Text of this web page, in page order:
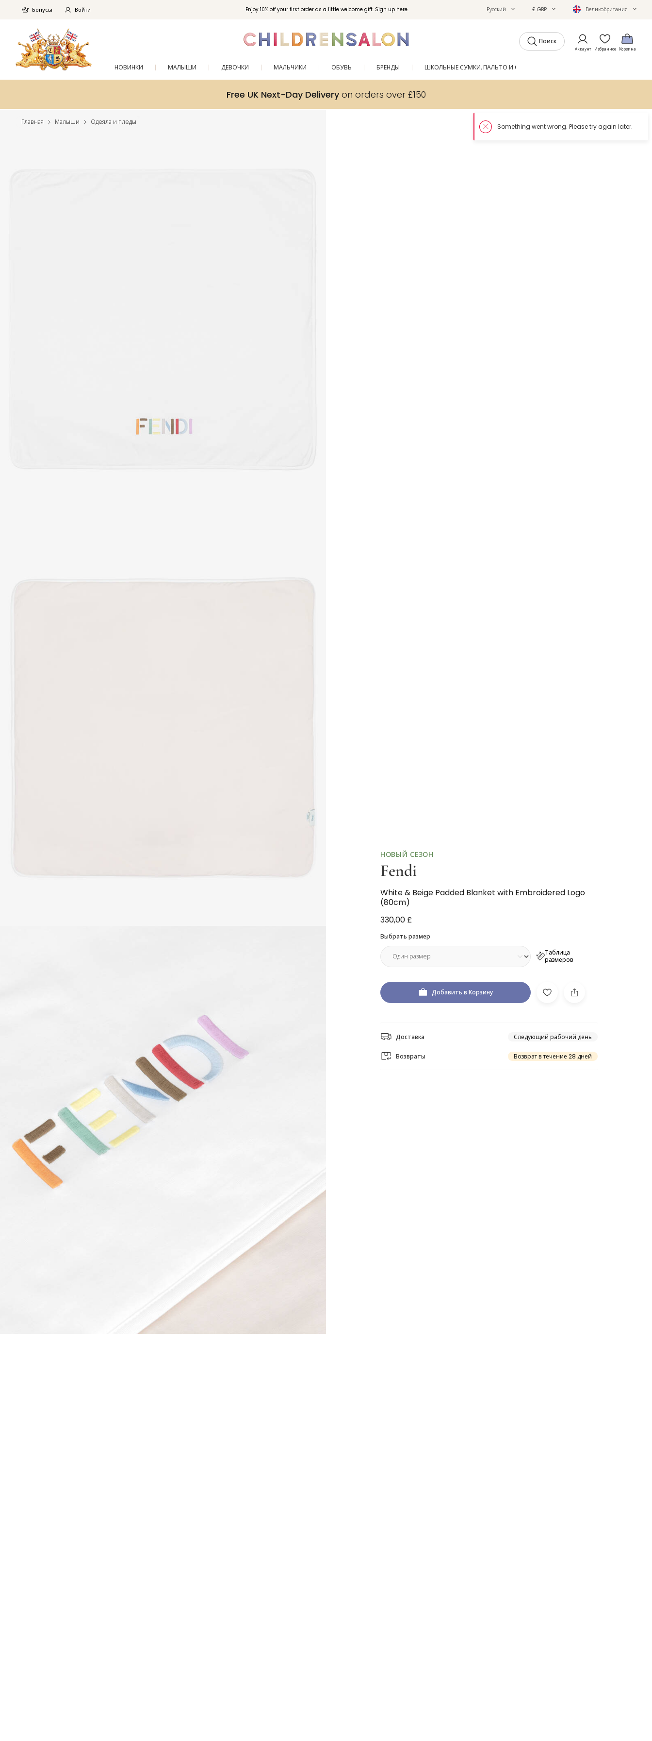
Enjoy 10% off your first order as a little welcome gift. Sign up here.
Бонусы Войти Русский £ GBP Великобритания
Поиск
Аккаунт Избранное Корзина
НОВИНКИ МАЛЫШИ ДЕВОЧКИ МАЛЬЧИКИ ОБУВЬ БРЕНДЫ ШКОЛЬНЫЕ СУМКИ, ПАЛЬТО И ОБУВЬ
Free UK Next-Day Deliveryon orders over £150
Главная Малыши Одеяла и пледы
НОВЫЙ СЕЗОН
Fendi
White & Beige Padded Blanket with Embroidered Logo
(80cm)
330,00 £
Выбрать размер
Таблица
размеров
Добавить в Корзину
Доставка Следующий рабочий день
Возвраты Возврат в течение 28 дней